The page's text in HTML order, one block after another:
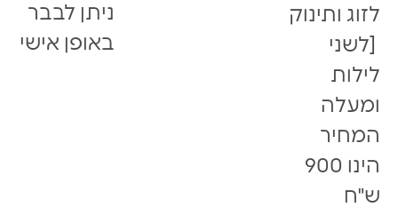
לזוג ותינוק
[לשני
לילות
ומעלה
המחיר
הינו 900
ש"ח
ניתן לבבר
באופן אישי